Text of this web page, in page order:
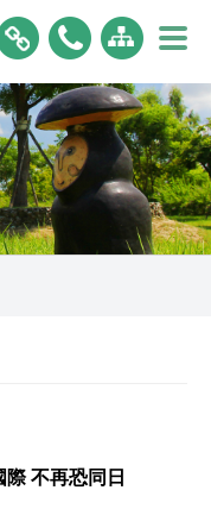
不再恐同日